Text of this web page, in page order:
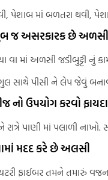
પેશાબ માં બળતરા થવી,
જ અસરકારક છે
વા માં અળસી જડીબુટ્ટી નું
પીસી ને લેપ જેવું
નો ઉપયોગ કરવો
પાણી માં પલાળી
મદદ કરે છે અલસી
ફાઈબર તમને તમારું વજન